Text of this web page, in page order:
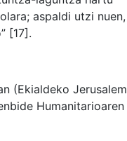
aspaldi utzi nuen,
[17].
(Ekialdeko Jerusalem
Humanitarioaren